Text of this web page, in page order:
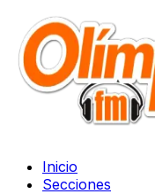
Inicio
Secciones